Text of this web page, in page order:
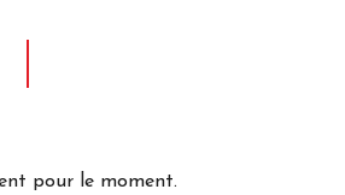
pour le moment.